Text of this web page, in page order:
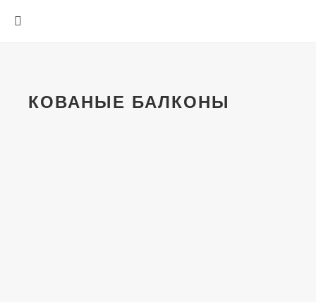
КОВАНЫЕ БАЛКОНЫ